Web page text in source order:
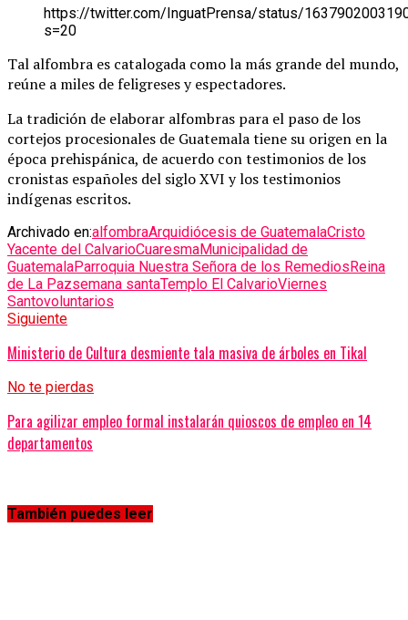
https://twitter.com/InguatPrensa/status/
s=20
Tal alfombra es catalogada como la más grande del mundo,
reúne a miles de feligreses y espectadores.
La tradición de elaborar alfombras para el paso de los
cortejos procesionales de Guatemala tiene su origen en la
época prehispánica, de acuerdo con testimonios de los
cronistas españoles del siglo XVI y los testimonios
indígenas escritos.
Archivado en:alfombraArquidiócesis de GuatemalaCristo
Yacente del CalvarioCuaresmaMunicipalidad de
GuatemalaParroquia Nuestra Señora de los RemediosReina
de La Pazsemana santaTemplo El CalvarioViernes
Santovoluntarios
Siguiente
Ministerio de Cultura desmiente tala masiva de árboles en Tikal
No te pierdas
Para agilizar empleo formal instalarán quioscos de empleo en 14
departamentos
También puedes leer